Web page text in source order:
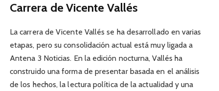
Carrera de Vicente Vallés
La carrera de Vicente Vallés se ha desarrollado en varias
etapas, pero su consolidación actual está muy ligada a
Antena 3 Noticias. En la edición nocturna, Vallés ha
construido una forma de presentar basada en el análisis
de los hechos, la lectura política de la actualidad y una